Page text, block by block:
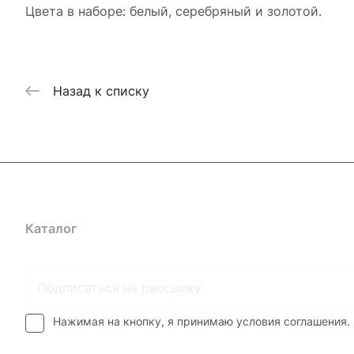
Цвета в наборе: белый, серебряный и золотой.
Назад к списку
Каталог
Нажимая на кнопку, я принимаю условия соглашения.